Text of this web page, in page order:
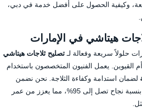
وكيفية الحصول على أفضل خدمة في دبي،
حلولاً سريعة وفعالة لـتصليح ثلاجات هيتاشي
القيوين. يعمل الفنيون المتخصصون باستخدام
لضمان استدامة وكفاءة الثلاجة. نحن نضمن
تقديم الخدمة خلال 24 ساعة بنسبة نجاح تصل إلى 95%، مما يعزز من عمر